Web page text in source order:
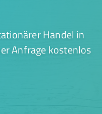
Handel in
Anfrage kostenlos